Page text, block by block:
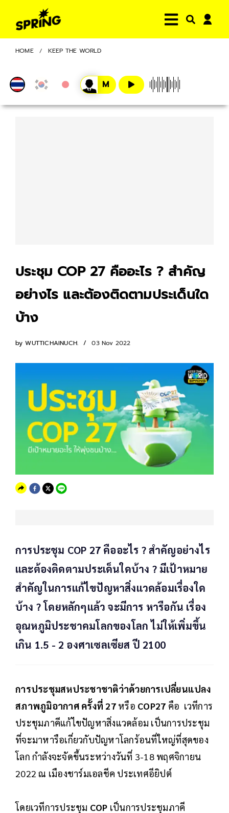
HOME KEEP THE WORLD
ประชุม COP 27 คืออะไร ? สำคัญ
อย่างไร และต้องติดตามประเด็นใด
บ้าง
by WUTTICHAINUCH. 03 Nov 2022
การประชุม COP 27 คืออะไร ? สำคัญอย่างไร
และต้องติดตามประเด็นใดบ้าง ? มีเป้าหมาย
สำคัญในการแก้ไขปัญหาสิ่งแวดล้อมเรื่องใด
บ้าง ? โดยหลักๆแล้ว จะมีการ หารือกัน เรื่อง
อุณหภูมิประชาคมโลกของโลก ไม่ให้เพิ่มขึ้น
เกิน 1.5 - 2 องศาเซลเซียส ปี 2100
การประชุมสหประชาชาติว่าด้วยการเปลี่ยนแปลง
สภาพภูมิอากาศ ครั้งที่ 27หรือ COP27 คือ เวทีการ
ประชุมภาคีแก้ไขปัญหาสิ่งแวดล้อม เป็นการประชุม
ที่จะมาหารือเกี่ยวกับปัญหาโลกร้อนที่ใหญ่ที่สุดของ
โลก กำลังจะจัดขึ้นระหว่างวันที่ 3-18 พฤศจิกายน
2022 ณ เมืองชาร์มเอลชีค ประเทศอียิปต์
โดยเวทีการประชุม COP เป็นการประชุมภาคี